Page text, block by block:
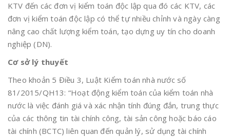
KTV đến các đơn vị kiểm toán độc lập qua đó các KTV, các
đơn vị kiểm toán độc lập có thể tự nhiều chỉnh và ngày càng
nâng cao chất lượng kiểm toán, tạo dựng uy tín cho doanh
nghiệp (DN).
Cơ sở lý thuyết
Theo khoản 5 Điều 3, Luật Kiểm toán nhà nước số
81/2015/QH13: “Hoạt động kiểm toán của kiểm toán nhà
nước là việc đánh giá và xác nhận tính đúng đắn, trung thực
của các thông tin tài chính công, tài sản công hoặc báo cáo
tài chính (BCTC) liên quan đến quản lý, sử dụng tài chính